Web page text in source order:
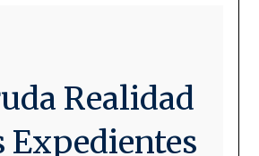
Realidad
Expedientes